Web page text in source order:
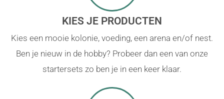
KIES JE PRODUCTEN
Kies een mooie kolonie, voeding, een arena en/of nest.
Ben je nieuw in de hobby? Probeer dan een van onze
startersets zo ben je in een keer klaar.